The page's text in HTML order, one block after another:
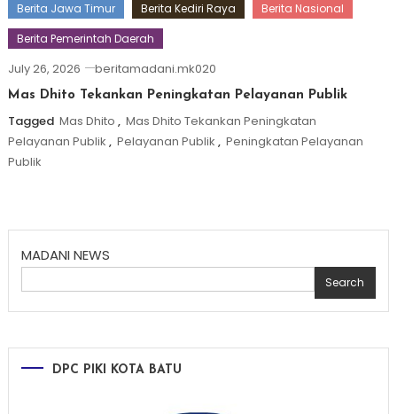
Berita Jawa Timur Berita Kediri Raya
Berita Nasional
Berita Pemerintah Daerah
July 26, 2026 beritamadani.mk020
Mas Dhito Tekankan Peningkatan Pelayanan Publik
Tagged Mas Dhito , Mas Dhito Tekankan Peningkatan
Pelayanan Publik , Pelayanan Publik , Peningkatan Pelayanan
Publik
MADANI NEWS
Search
DPC PIKI KOTA BATU